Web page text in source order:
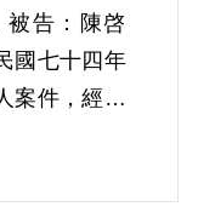
被告：陳啓
國七十四年
案件，經原
訴訟，核